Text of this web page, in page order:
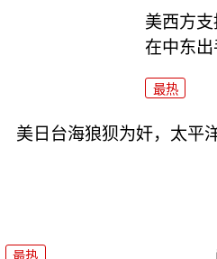
美西方
在中东出
最热
美日台海狼狈为奸，太平